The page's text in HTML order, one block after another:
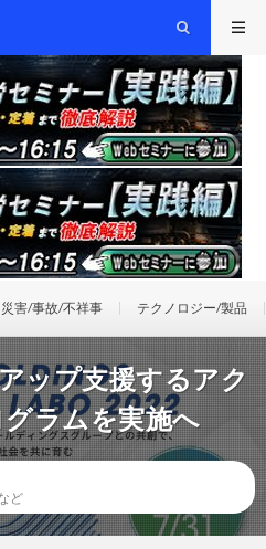
災害/事故/不祥事 テクノロジー/製品
ップ支援するアク
ラムを実施へ
ど